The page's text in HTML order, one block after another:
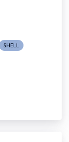
SHELL